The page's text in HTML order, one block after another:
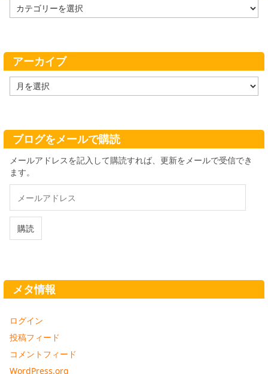
テ
ー
アーカイブ
ー
ブ
ブログをメールで購読
メールアドレスを記入して購読すれば、更新をメールで受信でき
ます。
ル
ド
購読
メタ情報
ログイン
投稿フィード
コメントフィード
WordPress.org